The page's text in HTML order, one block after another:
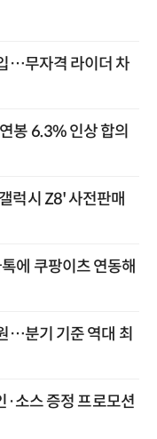
…무자격 라이더 차
봉 6.3% 인상 합의
럭시 Z8' 사전판매
에 쿠팡이츠 연동해
…분기 기준 역대 최
·소스 증정 프로모션